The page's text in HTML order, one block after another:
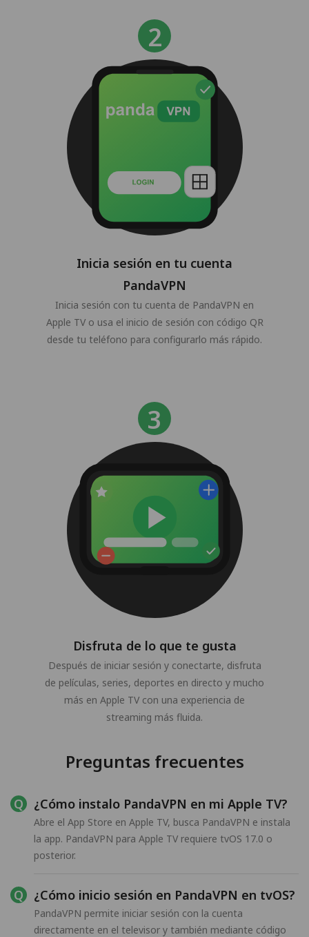
Inicia sesión en tu cuenta
PandaVPN
Inicia sesión con tu cuenta de PandaVPN en
Apple TV o usa el inicio de sesión con código QR
desde tu teléfono para configurarlo más rápido.
Disfruta de lo que te gusta
Después de iniciar sesión y conectarte, disfruta
de películas, series, deportes en directo y mucho
más en Apple TV con una experiencia de
streaming más fluida.
Preguntas frecuentes
¿Cómo instalo PandaVPN en mi Apple TV?
Abre el App Store en Apple TV, busca PandaVPN e instala
la app. PandaVPN para Apple TV requiere tvOS 17.0 o
posterior.
¿Cómo inicio sesión en PandaVPN en tvOS?
PandaVPN permite iniciar sesión con la cuenta
directamente en el televisor y también mediante código